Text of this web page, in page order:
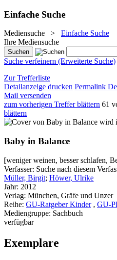
Einfache Suche
Mediensuche > Einfache Suche
Ihre Mediensuche
Suche verfeinern (Erweiterte Suche)
Zur Trefferliste
Detailanzeige drucken Permalink
Mail versenden
zum vorherigen Treffer blättern 61
blättern
wird
Baby in Balance
[weniger weinen, besser schlafen,
Verfasser: Suche nach diesem
Müller, Birgit; Höwer, Ulrike
Jahr: 2012
Verlag: München, Gräfe und Unzer
Reihe: GU-Ratgeber Kinder , GU-
Mediengruppe: Sachbuch
verfügbar
Exemplare